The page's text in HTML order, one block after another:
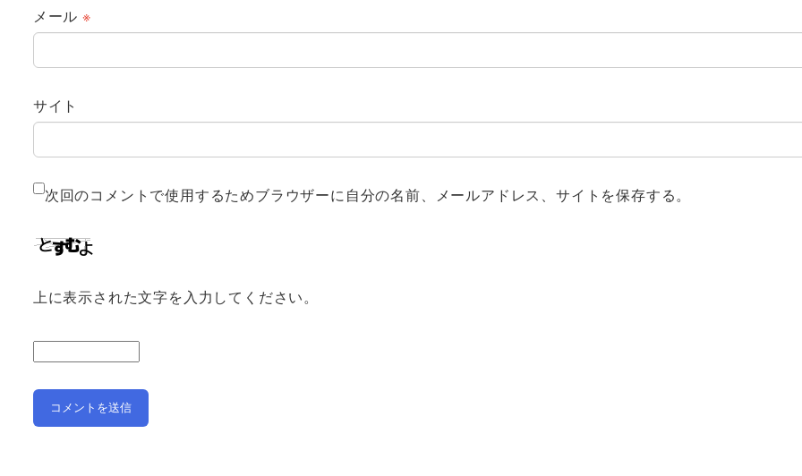
メール ※
サイト
次回のコメントで使用するためブラウザーに自分の名前、メールアドレス、サイトを保存する。
上に表示された文字を入力してください。